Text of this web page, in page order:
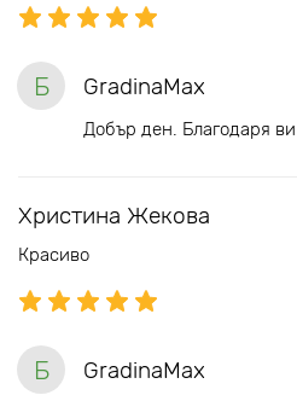
Б GradinaMax
Добър ден. Благодаря
Христина Жекова
Красиво
Б GradinaMax